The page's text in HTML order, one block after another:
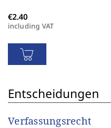
including VAT
Entscheidungen
Verfassungsrecht